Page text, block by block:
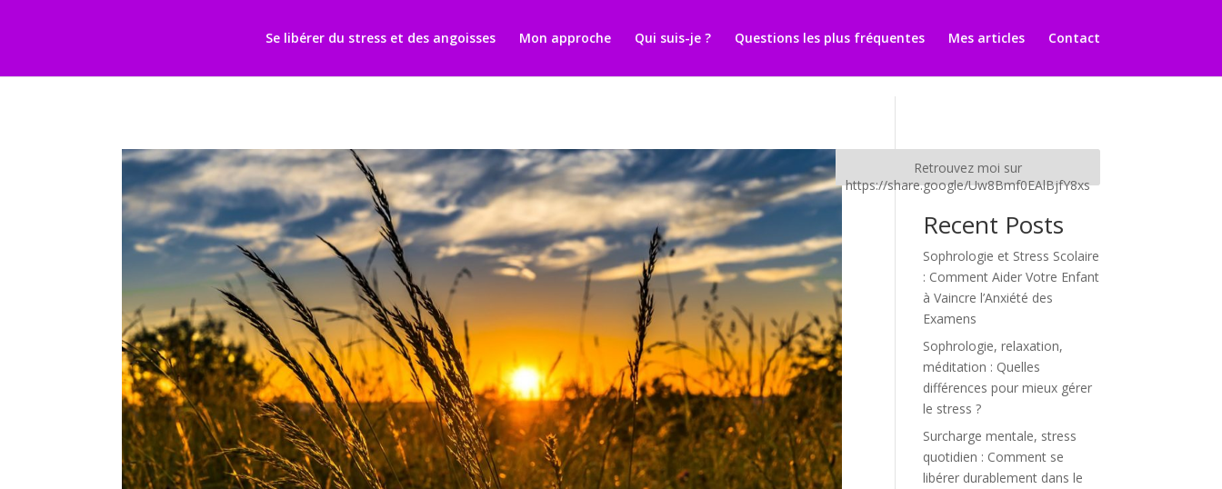
Se libérer du stress et des angoisses
Mon approche Qui suis-je ? Questions les plus fréquentes Mes articles Contact
Retrouvez moi sur
https://share.google/Uw8Bmf0EAlBjfY8xs
Recent Posts
Sophrologie et Stress Scolaire
: Comment Aider Votre Enfant
à Vaincre l’Anxiété des
Examens
Sophrologie, relaxation,
méditation : Quelles
différences pour mieux gérer
le stress ?
Surcharge mentale, stress
quotidien : Comment se
libérer durablement dans le